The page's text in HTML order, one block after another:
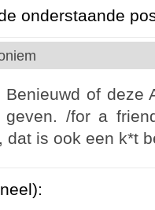
onderstaande
Benieuwd of deze
geven. /for a
dat is ook een k*t